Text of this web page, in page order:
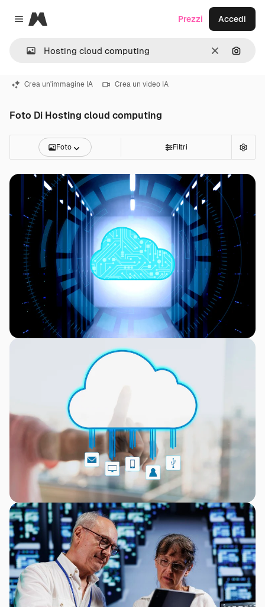
Close menu
Magnific
CancellaCerca
Prezzi Accedi
Crea un'immagine IA Crea un video IA
Foto Di Hosting cloud computing
Foto Filtri